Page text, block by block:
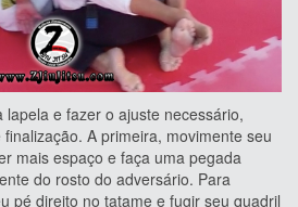
e fazer o ajuste necessário,
A primeira, movimente seu
mais espaço e faça uma pegada
do rosto do adversário. Para
pé direito no tatame e fugir seu quadril